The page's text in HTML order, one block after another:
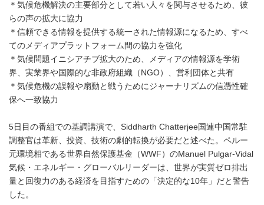
＊気候危機解決の主要部分として若い人々を関与させるため、彼
らの声の拡大に協力
＊信頼できる情報を提供する統一された情報源になるため、すべ
てのメディアプラットフォーム間の協力を強化
＊気候問題イニシアチブ拡大のため、メディアの情報源を学術
界、実業界や国際的な非政府組織（NGO）、営利団体と共有
＊気候危機の誤報や扇動と戦うためにジャーナリズムの信憑性確
保へ一致協力
5日目の番組での基調講演で、Siddharth Chatterjee国連中国常駐
調整官は革新、投資、技術の劇的転換が必要だと述べた。ペルー
元環境相である世界自然保護基金（WWF）のManuel Pulgar-Vidal
気候・エネルギー・グローバルリーダーは、世界が実質ゼロ排出
量と回復力のある経済を目指すための「決定的な10年」だと警告
した。